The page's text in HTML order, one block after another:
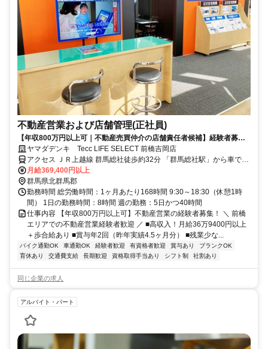
不動産営業および店舗管理(正社員)
【年収800万円以上可｜不動産売買仲介の店舗責任者候補】経験者募
集！個人ノルマなし！反響営業
ヤマダデンキ Tecc LIFE SELECT 前橋吉岡店
アクセス ＪＲ上越線 群馬総社徒歩約32分 「群馬総社駅」から車で8
分
月給369,400円以上
群馬県北群馬郡
勤務時間 総労働時間：1ヶ月あたり168時間 9:30～18:30（休憩1時
間） 1日の勤務時間：8時間 週の勤務：5日かつ40時間
仕事内容 【年収800万円以上可】不動産営業の経験者募集！ ＼ 前橋
エリアでの不動産営業経験者歓迎 ／ ■高収入！月給36万9400円以上
＋歩合給あり ■賞与年2回（昨年実績4.5ヶ月分） ■残業少な...
バイク通勤OK 車通勤OK 経験者歓迎 有資格者歓迎 賞与あり
ブランクOK
育休あり
交通費支給 長期歓迎 資格取得手当あり シフト制 社割あり
同じ企業の求人
アルバイト・パート